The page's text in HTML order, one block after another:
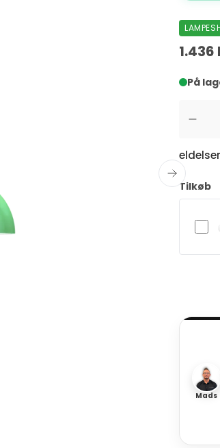
1.436
På
ud af 1900+ anmeldelser
Tilkøb
Mads